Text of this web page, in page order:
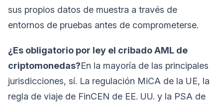
sus propios datos de muestra a través de
entornos de pruebas antes de comprometerse.
¿Es obligatorio por ley el cribado AML de
criptomonedas?En la mayoría de las principales
jurisdicciones, sí. La regulación MiCA de la UE, la
regla de viaje de FinCEN de EE. UU. y la PSA de